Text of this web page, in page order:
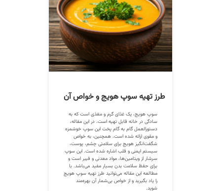
طرز تهیه سوپ هویج و خواص آن
سوپ هویج، یک غذای گرم و مغذی است که به
سادگی در خانه قابل تهیه است. در این مقاله،
دستورالعمل گام به گام پخت این سوپ خوشمزه
و مقوی ارائه شده است. همچنین، به خواص
شگفت‌انگیز هویج برای سلامتی چشم، پوست،
سیستم ایمنی و قلب اشاره شده است. این سوپ
سرشار از ویتامین‌ها، مواد معدنی و فیبر است و
برای حفظ سلامت بدن بسیار مفید می‌باشد. با
مطالعه این مقاله می‌توانید طرز تهیه سوپ هویج
را یاد بگیرید و از خواص بی‌شمار آن بهره‌مند
شوید.